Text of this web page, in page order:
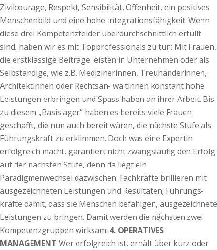
Zivilcourage, Respekt, Sensibilität, Offenheit, ein positives
Menschenbild und eine hohe Integrationsfähigkeit. Wenn
diese drei Kompetenzfelder überdurchschnittlich erfüllt
sind, haben wir es mit Topprofessionals zu tun: Mit Frauen,
die erstklassige Beiträge leisten in Unternehmen oder als
Selbständige, wie z.B. Medizinerinnen, Treuhänderinnen,
Architektinnen oder Rechtsan- wältinnen konstant hohe
Leistungen erbringen und Spass haben an ihrer Arbeit. Bis
zu diesem „Basislager“ haben es bereits viele Frauen
geschafft, die nun auch bereit wären, die nächste Stufe als
Führungskraft zu erklimmen. Doch was eine Expertin
erfolgreich macht, garantiert nicht zwangsläufig den Erfolg
auf der nächsten Stufe, denn da liegt ein
Paradigmenwechsel dazwischen: Fachkräfte brillieren mit
ausgezeichneten Leistungen und Resultaten; Führungs-
kräfte damit, dass sie Menschen befähigen, ausgezeichnete
Leistungen zu bringen. Damit werden die nächsten zwei
Kompetenzgruppen wirksam: 4. OPERATIVES
MANAGEMENT Wer erfolgreich ist, erhält über kurz oder